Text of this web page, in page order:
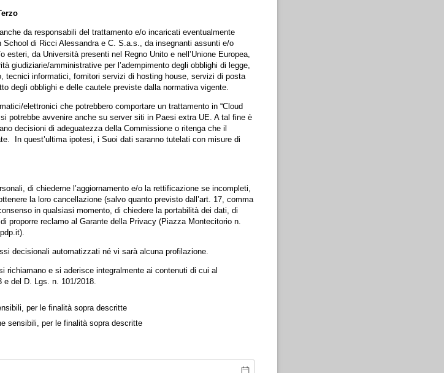
da responsabili del trattamento e/o incaricati eventualmente
di Ricci Alessandra e C. S.a.s., da insegnanti assunti e/o
da Università presenti nel Regno Unito e nell’Unione Europea,
giudiziarie/amministrative per l’adempimento degli obblighi di legge,
informatici, fornitori servizi di hosting house, servizi di posta
degli obblighi e delle cautele previste dalla normativa vigente.
elettronici che potrebbero comportare un trattamento in “Cloud
potrebbe avvenire anche su server siti in Paesi extra UE. A tal fine è
decisioni di adeguatezza della Commissione o ritenga che il
In quest’ultima ipotesi, i Suoi dati saranno tutelati con misure di
di chiederne l’aggiornamento e/o la rettificazione se incompleti,
la loro cancellazione (salvo quanto previsto dall’art. 17, comma
in qualsiasi momento, di chiedere la portabilità dei dati, di
proporre reclamo al Garante della Privacy (Piazza Montecitorio n.
decisionali automatizzati né vi sarà alcuna profilazione.
richiamano e si aderisce integralmente ai contenuti di cui al
e del D. Lgs. n. 101/2018.
per le finalità sopra descritte
sensibili, per le finalità sopra descritte